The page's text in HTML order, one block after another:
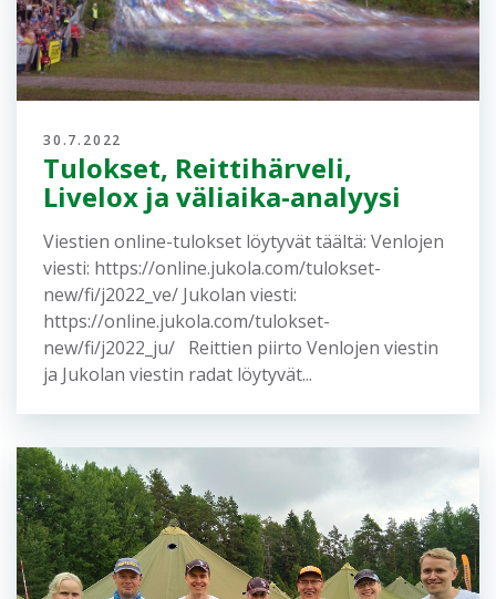
30.7.2022
Tulokset, Reittihärveli,
Livelox ja väliaika-analyysi
Viestien online-tulokset löytyvät täältä: Venlojen
viesti: https://online.jukola.com/tulokset-
new/fi/j2022_ve/ Jukolan viesti:
https://online.jukola.com/tulokset-
new/fi/j2022_ju/ Reittien piirto Venlojen viestin
ja Jukolan viestin radat löytyvät...